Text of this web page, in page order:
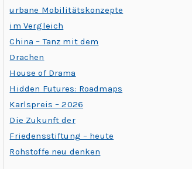
urbane Mobilitätskonzepte
im Vergleich
China – Tanz mit dem
Drachen
House of Drama
Hidden Futures: Roadmaps
Karlspreis – 2026
Die Zukunft der
Friedensstiftung – heute
Rohstoffe neu denken